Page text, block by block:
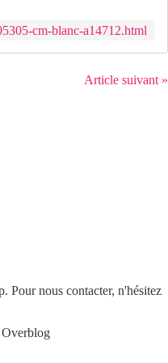
cm-blanc-a14712.html
Article suivant »
Pour nous contacter, n'hésitez